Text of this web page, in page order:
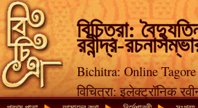
বিচিত্রা:
রবীন্দ্র-
Bichitra: Online
विचित्रा: इलेक्ट्रॉनिक